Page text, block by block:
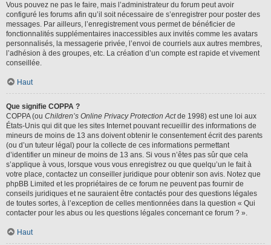
Vous pouvez ne pas le faire, mais l’administrateur du forum peut avoir
configuré les forums afin qu’il soit nécessaire de s’enregistrer pour poster des
messages. Par ailleurs, l’enregistrement vous permet de bénéficier de
fonctionnalités supplémentaires inaccessibles aux invités comme les avatars
personnalisés, la messagerie privée, l’envoi de courriels aux autres membres,
l’adhésion à des groupes, etc. La création d’un compte est rapide et vivement
conseillée.
Haut
Que signifie COPPA ?
COPPA (ou Children’s Online Privacy Protection Actde 1998) est une loi aux
États-Unis qui dit que les sites Internet pouvant recueillir des informations de
mineurs de moins de 13 ans doivent obtenir le consentement écrit des parents
(ou d’un tuteur légal) pour la collecte de ces informations permettant
d’identifier un mineur de moins de 13 ans. Si vous n’êtes pas sûr que cela
s’applique à vous, lorsque vous vous enregistrez ou que quelqu’un le fait à
votre place, contactez un conseiller juridique pour obtenir son avis. Notez que
phpBB Limited et les propriétaires de ce forum ne peuvent pas fournir de
conseils juridiques et ne sauraient être contactés pour des questions légales
de toutes sortes, à l’exception de celles mentionnées dans la question « Qui
contacter pour les abus ou les questions légales concernant ce forum ? ».
Haut